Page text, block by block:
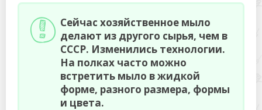
Сейчас хозяйственное мыло
делают из другого сырья, чем в
СССР. Изменились технологии.
На полках часто можно
встретить мыло в жидкой
форме, разного размера, формы
и цвета.